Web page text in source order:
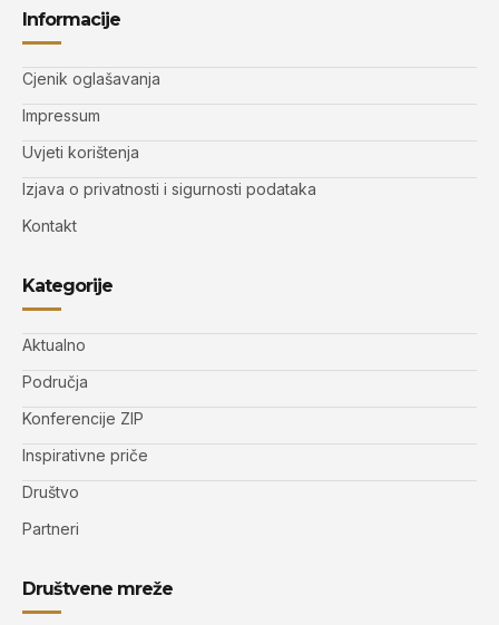
Informacije
Cjenik oglašavanja
Impressum
Uvjeti korištenja
Izjava o privatnosti i sigurnosti podataka
Kontakt
Kategorije
Aktualno
Područja
Konferencije ZIP
Inspirativne priče
Društvo
Partneri
Društvene mreže